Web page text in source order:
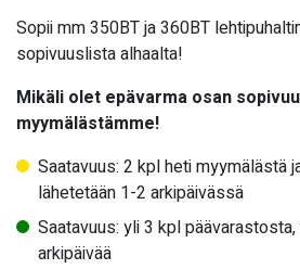
Sopii mm 350BT ja 360BT
sopivuuslista alhaalta!
Mikäli olet epävarma osan
myymälästämme!
Saatavuus: 2 kpl heti myymälästä
lähetetään 1-2 arkipäivässä
Saatavuus: yli 3 kpl
arkipäivää